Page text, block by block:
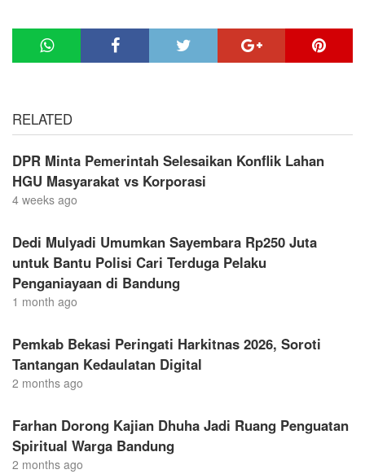
RELATED
DPR Minta Pemerintah Selesaikan Konflik Lahan
HGU Masyarakat vs Korporasi
4 weeks ago
Dedi Mulyadi Umumkan Sayembara Rp250 Juta
untuk Bantu Polisi Cari Terduga Pelaku
Penganiayaan di Bandung
1 month ago
Pemkab Bekasi Peringati Harkitnas 2026, Soroti
Tantangan Kedaulatan Digital
2 months ago
Farhan Dorong Kajian Dhuha Jadi Ruang Penguatan
Spiritual Warga Bandung
2 months ago